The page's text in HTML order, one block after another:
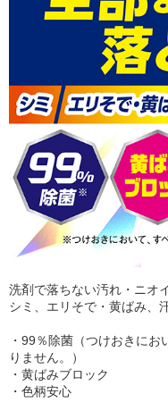
洗剤で落ちない汚れ・ニオ
シミ、エリそで・黄ばみ、
・99％除菌（つけおきに
りません。）
・黄ばみブロック
・色柄安心